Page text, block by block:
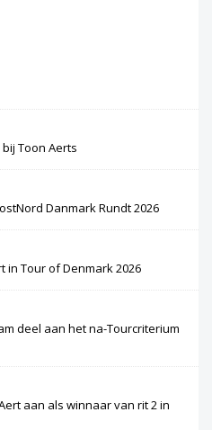
Toon Aerts
Danmark Rundt 2026
in Tour of Denmark 2026
deel aan het na-Tourcriterium
aan als winnaar van rit 2 in